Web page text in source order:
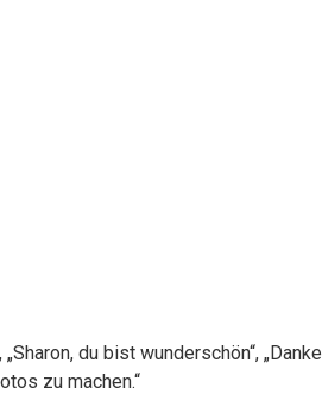
du bist wunderschön“, „Danke
zu machen.“